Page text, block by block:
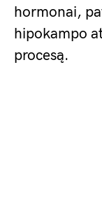
hormonai,
hipokampo
procesą.